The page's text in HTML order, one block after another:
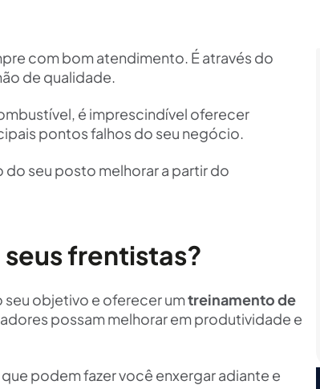
com bom atendimento. É através do
de qualidade.
é imprescindível oferecer
pontos falhos do seu negócio.
seu posto melhorar a partir do
frentistas?
seu objetivo e oferecer umtreinamento de
possam melhorar em produtividade e
podem fazer você enxergar adiante e